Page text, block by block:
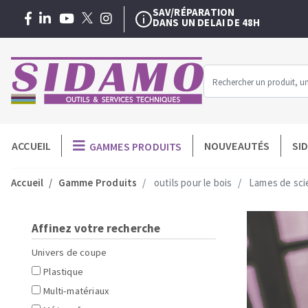
MACHINES POUR LE BATIMENT
Meuleuses angulaires
Carotteuses
Coupe carreaux manuels
Malaxeur
Scies de carrelage
Disques
Plateaux à
Couronnes
Trépans
Meules
Pad
SAV/RÉPARATION
DANS UN DELAI DE 48H
EXTENSION DE GARANTIE
NOTRE SERVICE DE
FORMATIONS
SAV/RÉPARATION
DANS UN DELAI DE 48H
Menu
Professionnel
ACCUEIL GAMMES PRODUITS NOUVEAUTÉS
Accueil Gamme Produits outils pour le bois Lames de
Affinez votre recherche
Univers de coupe
Plastique
Multi-matériaux